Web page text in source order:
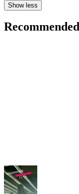
Show less
Recommended